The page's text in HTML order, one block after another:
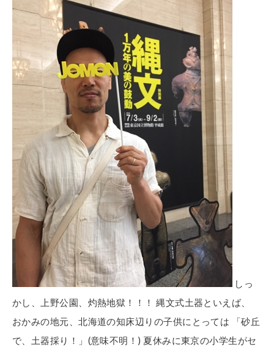
しっ
かし、上野公園、灼熱地獄！！！ 縄文式土器といえば、
おかみの地元、北海道の知床辺りの子供にとっては 「砂丘
で、土器採り！」(意味不明！) 夏休みに東京の小学生がセ